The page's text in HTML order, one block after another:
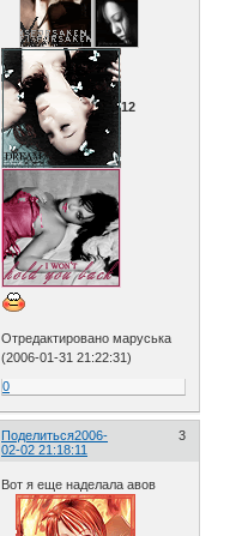
12
Отредактировано маруська
(2006-01-31 21:22:31)
0
Поделиться 3
2006-
02-02 21:18:11
Вот я еще наделала авов